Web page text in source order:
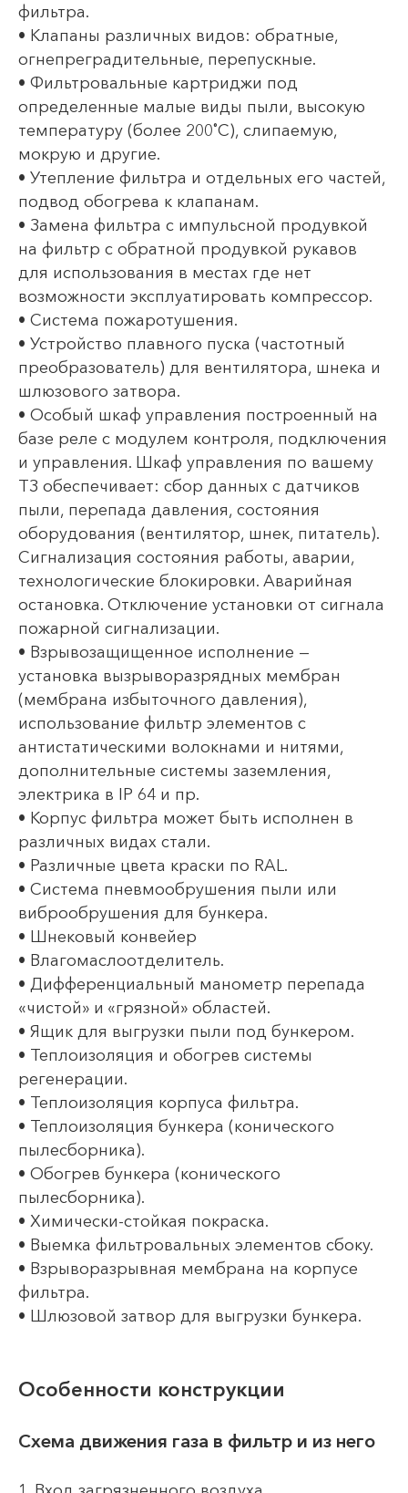
фильтра.
• Клапаны различных видов: обратные,
огнепреградительные, перепускные.
• Фильтровальные картриджи под
определенные малые виды пыли, высокую
температуру (более 200˚C), слипаемую,
мокрую и другие.
• Утепление фильтра и отдельных его частей,
подвод обогрева к клапанам.
• Замена фильтра с импульсной продувкой
на фильтр с обратной продувкой рукавов
для использования в местах где нет
возможности эксплуатировать компрессор.
• Система пожаротушения.
• Устройство плавного пуска (частотный
преобразователь) для вентилятора, шнека и
шлюзового затвора.
• Особый шкаф управления построенный на
базе реле с модулем контроля, подключения
и управления. Шкаф управления по вашему
ТЗ обеспечивает: сбор данных с датчиков
пыли, перепада давления, состояния
оборудования (вентилятор, шнек, питатель).
Сигнализация состояния работы, аварии,
технологические блокировки. Аварийная
остановка. Отключение установки от сигнала
пожарной сигнализации.
• Взрывозащищенное исполнение —
установка вызрыворазрядных мембран
(мембрана избыточного давления),
использование фильтр элементов с
антистатическими волокнами и нитями,
дополнительные системы заземления,
электрика в IP 64 и пр.
• Корпус фильтра может быть исполнен в
различных видах стали.
• Различные цвета краски по RAL.
• Система пневмообрушения пыли или
виброобрушения для бункера.
• Шнековый конвейер
• Влагомаслоотделитель.
• Дифференциальный манометр перепада
«чистой» и «грязной» областей.
• Ящик для выгрузки пыли под бункером.
• Теплоизоляция и обогрев системы
регенерации.
• Теплоизоляция корпуса фильтра.
• Теплоизоляция бункера (конического
пылесборника).
• Обогрев бункера (конического
пылесборника).
• Химически-стойкая покраска.
• Выемка фильтровальных элементов сбоку.
• Взрыворазрывная мембрана на корпусе
фильтра.
• Шлюзовой затвор для выгрузки бункера.
Особенности конструкции
Схема движения газа в фильтр и из него